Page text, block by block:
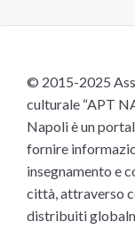
© 2015-2025
culturale “APT
Napoli è un
fornire
insegnamento e
città, attraverso
distribuiti